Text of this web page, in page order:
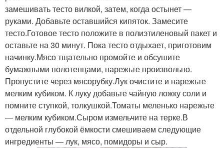
замешивать тесто вилкой, затем, когда остынет —
руками. Добавьте оставшийся кипяток. Замесите
тесто.Готовое тесто положите в полиэтиленовый пакет и
оставьте на 30 минут. Пока тесто отдыхает, приготовим
начинку.Мясо тщательно промойте и обсушите
бумажными полотенцами, нарежьте произвольно.
Пропустите через мясорубку.Лук очистите и нарежьте
мелким кубиком. К луку добавьте чайную ложку соли и
помните ступкой, толкушкой.Томаты меленько нарежьте
— мелким кубиком.Сыром измельчите на терке.В
отдельной глубокой ёмкости смешиваем следующие
ингредиенты — лук, мясо, помидоры и сыр.